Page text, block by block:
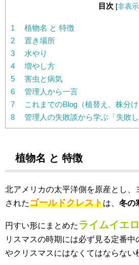
目次 [非表示
1 植物名 と 特徴
2 置き場所
3 水やり
4 増やし方
5 害虫と病気
6 管理人から一言
7 これまでのBlog（植替え、株分け
8 管理人の失敗談から学ぶ「失敗し
植物名 と 特徴
北アメリカの太平洋側を原産とし、
されたゴールドクレストは、 冬の
円すい形にまとめた ライムイエ
リスマスの時期には必ず見る定番中
やクリスマスにはなくてはならない